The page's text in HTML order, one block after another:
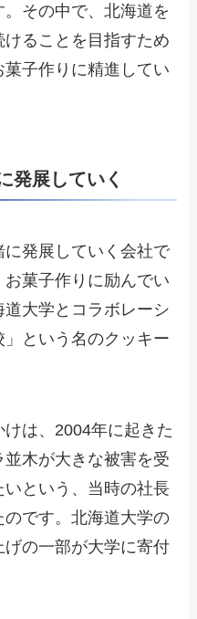
その中で、北海道を
ることを目指すため
子作りに精進してい
発展していく
発展していく会社で
菓子作りに励んでい
大学とコラボレーシ
という名のクッキー
は、2004年に起きた
木が大きな被害を受
という、当時の社長
です。北海道大学の
の一部が大学に寄付